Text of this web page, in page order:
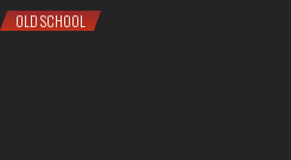
OLD SCHOOL